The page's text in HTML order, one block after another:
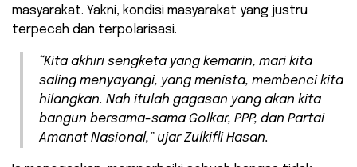
masyarakat. Yakni, kondisi masyarakat yang justru
terpecah dan terpolarisasi.
“Kita akhiri sengketa yang kemarin, mari kita
saling menyayangi, yang menista, membenci kita
hilangkan. Nah itulah gagasan yang akan kita
bangun bersama-sama Golkar, PPP, dan Partai
Amanat Nasional,” ujar Zulkifli Hasan.